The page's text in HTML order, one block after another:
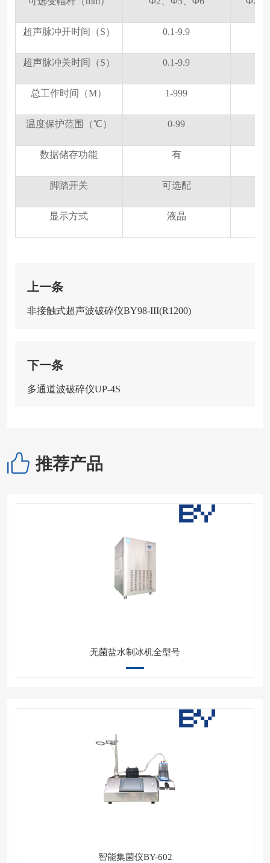
超声脉冲开时间（S） 0.1-9.9
超声脉冲关时间（S） 0.1-9.9
总工作时间（M） 1-999
温度保护范围（℃） 0-99
数据储存功能 有
脚踏开关 可选配
显示方式 液晶
上一条
非接触式超声波破碎仪BY98-III(R1200)
下一条
多通道波破碎仪UP-4S
推荐产品
无菌盐水制冰机全型号
智能集菌仪BY-602